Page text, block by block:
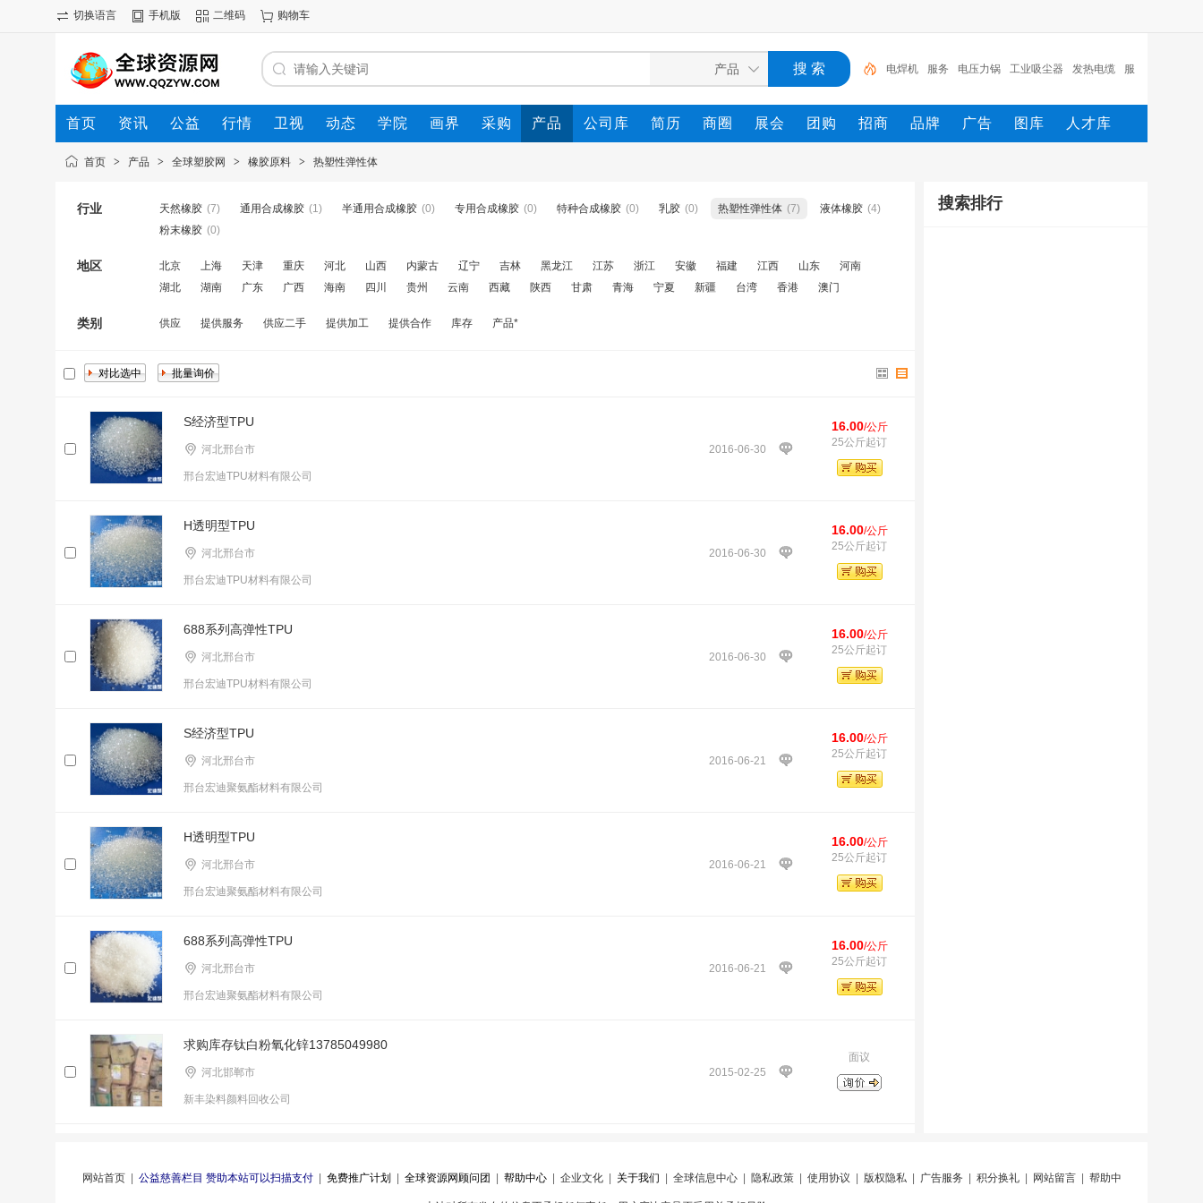
切换语言 手机版 二维码 购物车
电焊机 服务 电压力锅 工业吸尘器 发热电缆 服
装 服装打包机 服务/ 工具 家用电器
首页 资讯 公益 行情 卫视 动态 学院 画界 采购 产品 公司库 简历 商圈 展会 团购 招商 品牌 广告 图库 人才库
首页 > 产品 > 全球塑胶网 > 橡胶原料 > 热塑性弹性体
行业 天然橡胶 (7) 通用合成橡胶 (1) 半通用合成橡胶 (0) 专用合成橡胶 (0) 特种合成橡胶 (0) 乳胶 (0) 热塑性弹性体 (7) 液体橡胶 (4)
粉末橡胶 (0)
地区 北京 上海 天津 重庆 河北 山西 内蒙古 辽宁 吉林 黑龙江 江苏 浙江 安徽 福建 江西 山东
河南
湖北
湖南 广东 广西 海南 四川 贵州 云南 西藏 陕西 甘肃 青海 宁夏 新疆 台湾 香港 澳门
类别 供应 提供服务 供应二手 提供加工 提供合作 库存 产品*
S经济型TPU
2016-06-30
河北邢台市
邢台宏迪TPU材料有限公司
16.00/公斤
25公斤起订
H透明型TPU
2016-06-30
河北邢台市
邢台宏迪TPU材料有限公司
16.00/公斤
25公斤起订
688系列高弹性TPU
2016-06-30
河北邢台市
邢台宏迪TPU材料有限公司
16.00/公斤
25公斤起订
S经济型TPU
2016-06-21
河北邢台市
邢台宏迪聚氨酯材料有限公司
16.00/公斤
25公斤起订
H透明型TPU
2016-06-21
河北邢台市
邢台宏迪聚氨酯材料有限公司
16.00/公斤
25公斤起订
688系列高弹性TPU
2016-06-21
河北邢台市
邢台宏迪聚氨酯材料有限公司
16.00/公斤
25公斤起订
求购库存钛白粉氧化锌13785049980
2015-02-25
河北邯郸市
新丰染料颜料回收公司
面议
搜索排行
网站首页| 公益慈善栏目 赞助本站可以扫描支付| 免费推广计划 全球资源网顾问团 帮助中心| 企业文化| 关于我们 全球信息中心| 隐私政策| 使用协议 版权隐私| 广告服务 积分换礼| 网站留言| 帮助中